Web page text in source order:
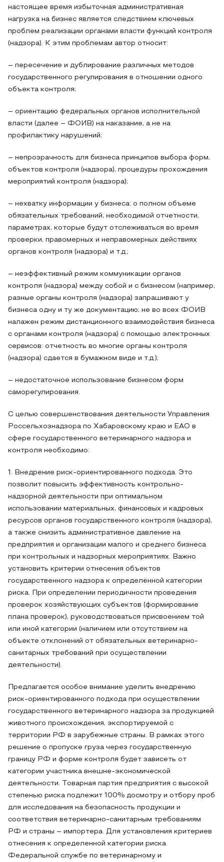
настоящее время избыточная административная
нагрузка на бизнес является следствием ключевых
проблем реализации органами власти функций контроля
(надзора). К этим проблемам автор относит:
– пересечение и дублирование различных методов
государственного регулирования в отношении одного
объекта контроля;
– ориентацию федеральных органов исполнительной
власти (далее – ФОИВ) на наказание, а не на
профилактику нарушений;
– непрозрачность для бизнеса принципов выбора форм,
объектов контроля (надзора), процедуры прохождения
мероприятий контроля (надзора);
– нехватку информации у бизнеса: о полном объеме
обязательных требований, необходимой отчетности,
параметрах, которые будут отслеживаться во время
проверки, правомерных и неправомерных действиях
органов контроля (надзора) и т.д.;
– неэффективный режим коммуникации органов
контроля (надзора) между собой и с бизнесом (например,
разные органы контроля (надзора) запрашивают у
бизнеса одну и ту же документацию; не во всех ФОИВ
налажен режим дистанционного взаимодействия бизнеса
с органами контроля (надзора) с помощью электронных
сервисов: отчетность во многие органы контроля
(надзора) сдается в бумажном виде и т.д.);
– недостаточное использование бизнесом форм
саморегулирования.
С целью совершенствования деятельности Управления
Россельхознадзора по Хабаровскому краю и ЕАО в
сфере государственного ветеринарного надзора и
контроля необходимо:
1. Внедрение риск-ориентированного подхода. Это
позволит повысить эффективность контрольно-
надзорной деятельности при оптимальном
использовании материальных, финансовых и кадровых
ресурсов органов государственного контроля (надзора),
а также снизить административное давление на
предприятия и организации малого и среднего бизнеса
при контрольных и надзорных мероприятиях. Важно
установить критерии отнесения объектов
государственного надзора к определённой категории
риска. При определении периодичности проведения
проверок хозяйствующих субъектов (формирование
плана проверок), руководствоваться присвоением той
или иной категории (наличием или отсутствием на
объекте отклонений от обязательных ветеринарно-
санитарных требований при осуществлении
деятельности).
Предлагается особое внимание уделить внедрению
риск-ориентированного подхода при осуществлении
государственного ветеринарного надзора за продукцией
животного происхождения, экспортируемой с
территории РФ в зарубежные страны. В рамках этого
решение о пропуске груза через государственную
границу РФ и форме контроля будет зависеть от
категории участника внешне-экономической
деятельности. Товарная партия предприятия с высокой
степенью риска подлежит 100% досмотру и отбору проб
для исследования на безопасность продукции и
соответствия ветеринарно-санитарным требованиям
РФ и страны – импортера. Для установления критериев
отнесения к определенной категории риска
Федеральной службе по ветеринарному и